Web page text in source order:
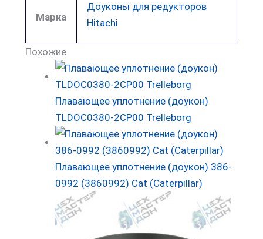
Марка
Доуконы для редукторов
Hitachi
Похожие
Плавающее уплотнение (доукон)
TLDOC0380-2CP00 Trelleborg
Плавающее уплотнение (доукон) 386-
0992 (3860992) Cat (Caterpillar)